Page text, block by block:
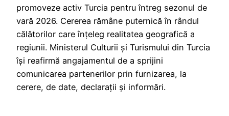
promoveze activ Turcia pentru întreg sezonul de
vară 2026. Cererea rămâne puternică în rândul
călătorilor care înțeleg realitatea geografică a
regiunii. Ministerul Culturii și Turismului din Turcia
își reafirmă angajamentul de a sprijini
comunicarea partenerilor prin furnizarea, la
cerere, de date, declarații și informări.